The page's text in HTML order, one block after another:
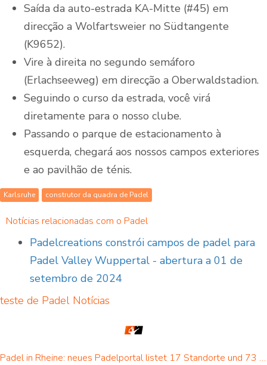
Saída da auto-estrada KA-Mitte (#45) em
direcção a Wolfartsweier no Südtangente
(K9652).
Vire à direita no segundo semáforo
(Erlachseeweg) em direcção a Oberwaldstadion.
Seguindo o curso da estrada, você virá
diretamente para o nosso clube.
Passando o parque de estacionamento à
esquerda, chegará aos nossos campos exteriores
e ao pavilhão de ténis.
Karlsruhe construtor da quadra de Padel
Notícias relacionadas com o Padel
Padelcreations constrói campos de padel para
Padel Valley Wuppertal - abertura a 01 de
setembro de 2024
teste de Padel Notícias
Padel in Rheine: neues Padelportal listet 17 Standorte und 73 Padel-Courts in Rheine und Umgebung